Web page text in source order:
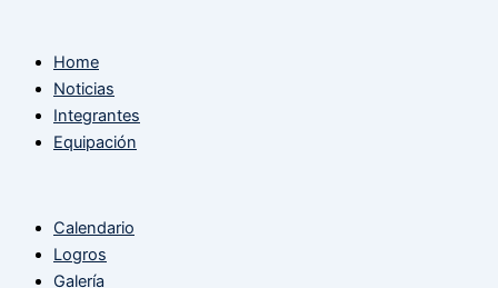
Home
Noticias
Integrantes
Equipación
Calendario
Logros
Galería